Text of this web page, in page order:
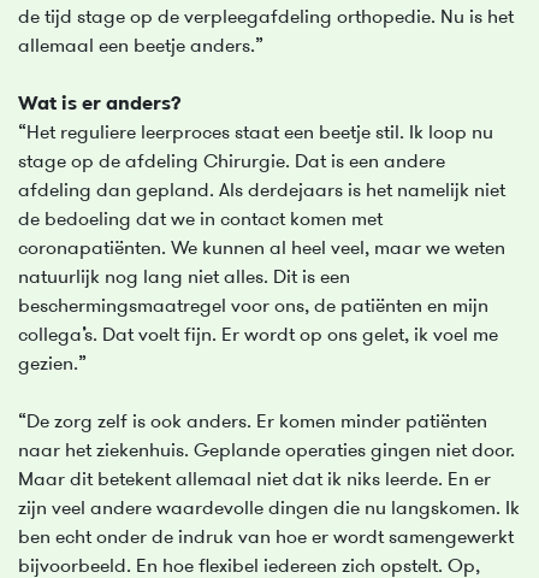
de tijd stage op de verpleegafdeling orthopedie. Nu is het
allemaal een beetje anders.”
Wat is er anders?
“Het reguliere leerproces staat een beetje stil. Ik loop nu
stage op de afdeling Chirurgie. Dat is een andere
afdeling dan gepland. Als derdejaars is het namelijk niet
de bedoeling dat we in contact komen met
coronapatiënten. We kunnen al heel veel, maar we weten
natuurlijk nog lang niet alles. Dit is een
beschermingsmaatregel voor ons, de patiënten en mijn
collega’s. Dat voelt fijn. Er wordt op ons gelet, ik voel me
gezien.”
“De zorg zelf is ook anders. Er komen minder patiënten
naar het ziekenhuis. Geplande operaties gingen niet door.
Maar dit betekent allemaal niet dat ik niks leerde. En er
zijn veel andere waardevolle dingen die nu langskomen. Ik
ben echt onder de indruk van hoe er wordt samengewerkt
bijvoorbeeld. En hoe flexibel iedereen zich opstelt. Op,